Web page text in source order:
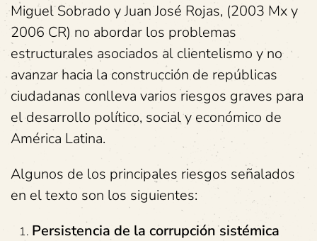
Miguel Sobrado y Juan José Rojas, (2003 Mx y
2006 CR) no abordar los problemas
estructurales asociados al clientelismo y no
avanzar hacia la construcción de repúblicas
ciudadanas conlleva varios riesgos graves para
el desarrollo político, social y económico de
América Latina.
Algunos de los principales riesgos señalados
en el texto son los siguientes:
Persistencia de la corrupción sistémica